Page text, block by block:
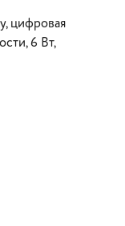
цифровая
6 Вт,